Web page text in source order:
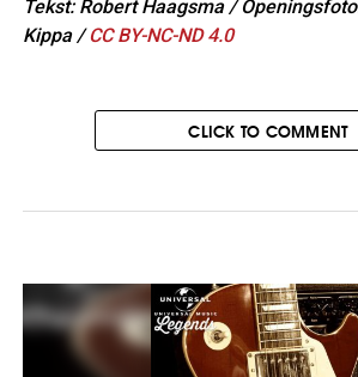
Tekst: Robert Haagsma /
Kippa /CC BY-NC-ND 4.0
CLICK TO COMMENT